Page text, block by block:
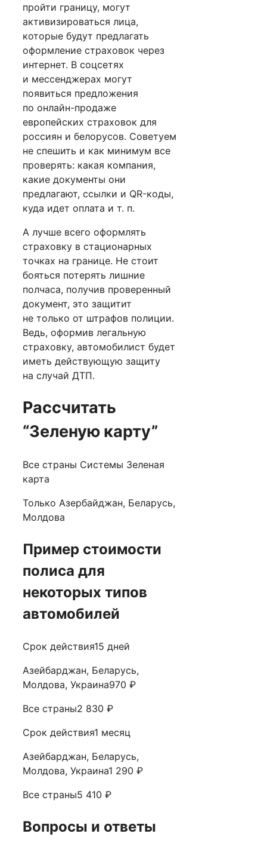
пройти границу, могут
активизироваться лица,
которые будут предлагать
оформление страховок через
интернет. В соцсетях
и мессенджерах могут
появиться предложения
по онлайн-продаже
европейских страховок для
россиян и белорусов. Советуем
не спешить и как минимум все
проверять: какая компания,
какие документы они
предлагают, ссылки и QR-коды,
куда идет оплата и т. п.
А лучше всего оформлять
страховку в стационарных
точках на границе. Не стоит
бояться потерять лишние
полчаса, получив проверенный
документ, это защитит
не только от штрафов полиции.
Ведь, оформив легальную
страховку, автомобилист будет
иметь действующую защиту
на случай ДТП.
Рассчитать
“Зеленую карту”
Все страны Системы Зеленая
карта
Только Азербайджан, Беларусь,
Молдова
Пример стоимости
полиса для
некоторых типов
автомобилей
Срок действия15 дней
Азейбарджан, Беларусь,
Молдова, Украина970 ₽
Все страны2 830 ₽
Срок действия1 месяц
Азейбарджан, Беларусь,
Молдова, Украина1 290 ₽
Все страны5 410 ₽
Вопросы и ответы